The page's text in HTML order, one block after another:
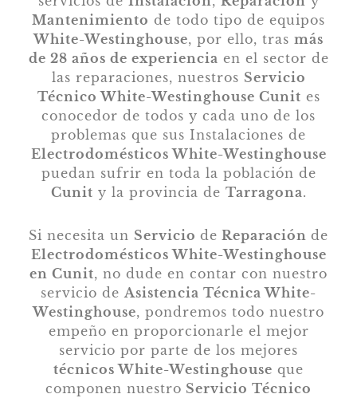
Mantenimiento de todo tipo de equipos
White-Westinghouse, por ello, tras más
de 28 años de experiencia en el sector de
las reparaciones, nuestros Servicio
Técnico White-Westinghouse Cunit es
conocedor de todos y cada uno de los
problemas que sus Instalaciones de
Electrodomésticos White-Westinghouse
puedan sufrir en toda la población de
Cunit y la provincia de Tarragona.
Si necesita un Servicio de Reparación de
Electrodomésticos White-Westinghouse
en Cunit, no dude en contar con nuestro
servicio de Asistencia Técnica White-
Westinghouse, pondremos todo nuestro
empeño en proporcionarle el mejor
servicio por parte de los mejores
técnicos White-Westinghouse que
componen nuestro Servicio Técnico